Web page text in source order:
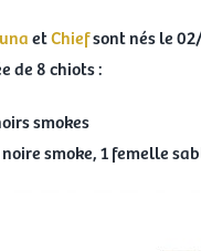
etChiefsont nés le
de 8 chiots :
smokes
smoke, 1 femelle